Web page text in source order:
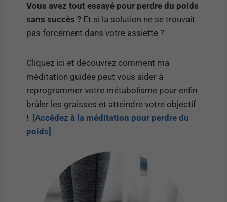
Vous avez tout essayé pour perdre du poids
sans succès ? Et si la solution ne se trouvait
pas forcément dans votre assiette ?
Cliquez ici et découvrez comment ma
méditation guidée peut vous aider à
reprogrammer votre métabolisme pour enfin
brûler les graisses et atteindre votre objectif
! [Accédez à la méditation pour perdre du
poids]